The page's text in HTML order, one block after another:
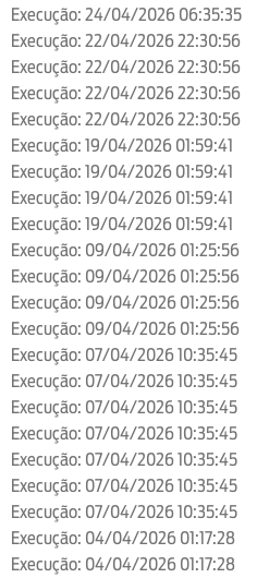
Execução: 24/04/2026 06:35:35
Execução: 22/04/2026 22:30:56
Execução: 22/04/2026 22:30:56
Execução: 22/04/2026 22:30:56
Execução: 22/04/2026 22:30:56
Execução: 19/04/2026 01:59:41
Execução: 19/04/2026 01:59:41
Execução: 19/04/2026 01:59:41
Execução: 19/04/2026 01:59:41
Execução: 09/04/2026 01:25:56
Execução: 09/04/2026 01:25:56
Execução: 09/04/2026 01:25:56
Execução: 09/04/2026 01:25:56
Execução: 07/04/2026 10:35:45
Execução: 07/04/2026 10:35:45
Execução: 07/04/2026 10:35:45
Execução: 07/04/2026 10:35:45
Execução: 07/04/2026 10:35:45
Execução: 07/04/2026 10:35:45
Execução: 07/04/2026 10:35:45
Execução: 04/04/2026 01:17:28
Execução: 04/04/2026 01:17:28